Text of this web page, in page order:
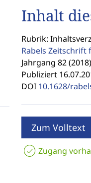
Inhalt
Rubrik:
Rabels
Jahrgang 82
Publiziert
DOI 10.1628/
Zum Volltext
Zugang